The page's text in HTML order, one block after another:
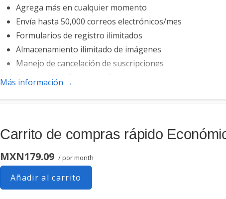
Agrega más en cualquier momento
Envía hasta 50,000 correos electrónicos/mes
Formularios de registro ilimitados
Almacenamiento ilimitado de imágenes
Manejo de cancelación de suscripciones
Funciona con Facebook, Etsy y más
Lista de clientes potenciales
Campañas automatizadas de correo electrónico
Registro de direcciones de IP
Comparte las estadísticas con otras personas
Más información →
Carrito de compras rápido
MXN179.09 / por month
Añadir al carrito